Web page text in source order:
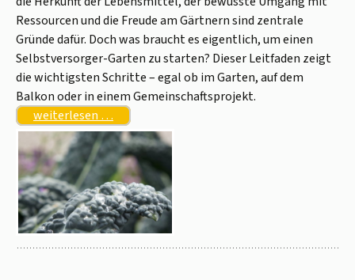
Ressourcen und die Freude am Gärtnern sind zentrale
Gründe dafür. Doch was braucht es eigentlich, um einen
Selbstversorger-Garten zu starten? Dieser Leitfaden zeigt
die wichtigsten Schritte – egal ob im Garten, auf dem
Balkon oder in einem Gemeinschaftsprojekt.
weiterlesen …